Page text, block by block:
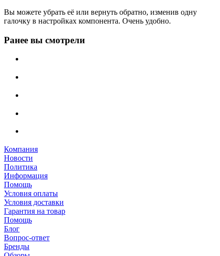
Вы можете убрать её или вернуть обратно, изменив одну
галочку в настройках компонента. Очень удобно.
Ранее вы смотрели
Компания
Новости
Политика
Информация
Помощь
Условия оплаты
Условия доставки
Гарантия на товар
Помощь
Блог
Вопрос-ответ
Бренды